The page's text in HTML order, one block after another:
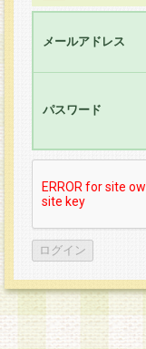
メールアドレス
パスワード